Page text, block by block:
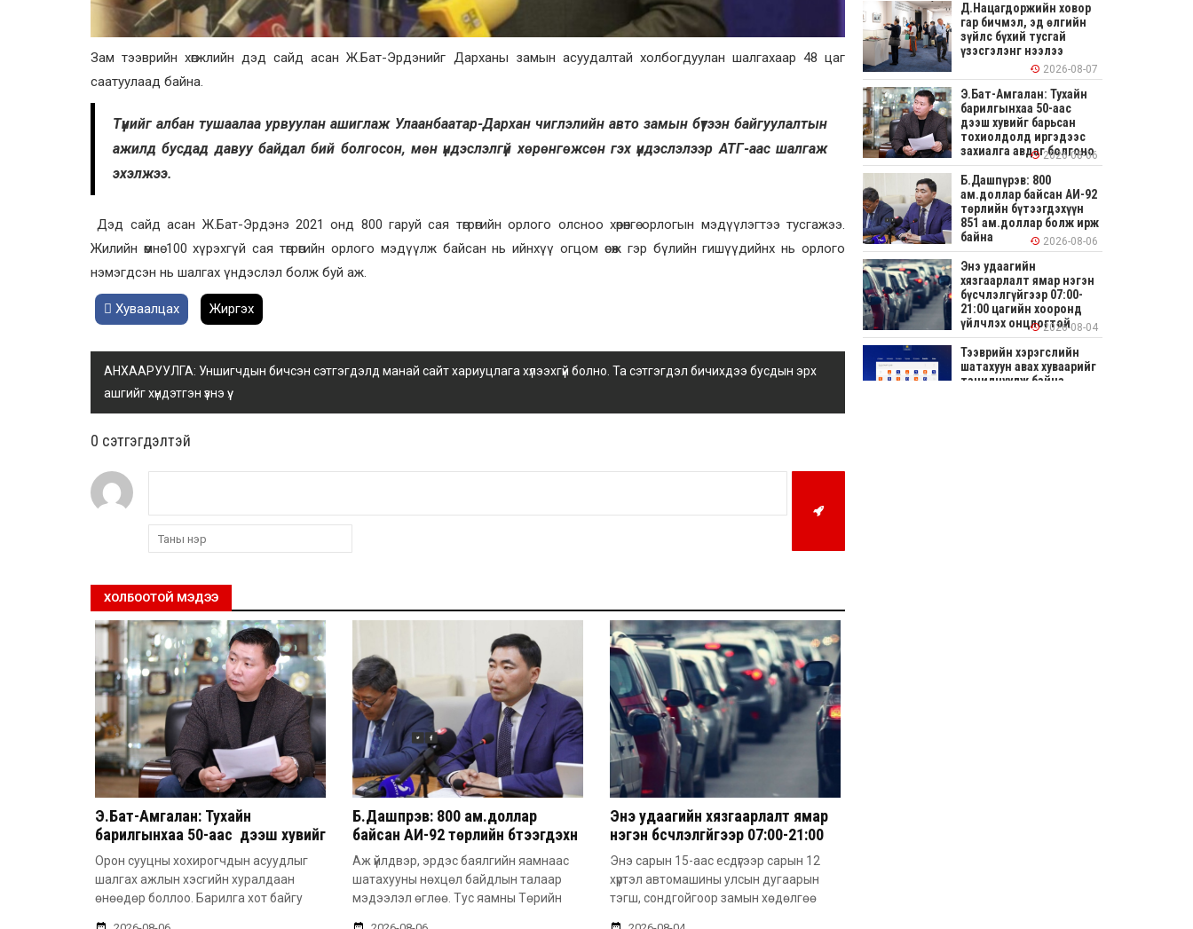
Зам тээврийн хөгжлийн дэд сайд асан Ж.Бат-Эрдэнийг Дарханы замын асуудалтай холбогдуулан шалгахаар 48 цаг
саатуулаад байна.
Түүнийг албан тушаалаа урвуулан ашиглаж Улаанбаатар-Дархан чиглэлийн авто замын бүтээн байгуулалтын
ажилд бусдад давуу байдал бий болгосон, мөн үндэслэлгүй хөрөнгөжсөн гэх үндэслэлээр АТГ-аас шалгаж
эхэлжээ.
Дэд сайд асан Ж.Бат-Эрдэнэ 2021 онд 800 гаруй сая төгрөгийн орлого олсноо хөрөнгө орлогын мэдүүлэгтээ тусгажээ.
Жилийн өмнө 100 хүрэхгүй сая төгрөгийн орлого мэдүүлж байсан нь ийнхүү огцом өсөж гэр бүлийн гишүүдийнх нь орлого
нэмэгдсэн нь шалгах үндэслэл болж буй аж.
Хуваалцах Жиргэх
АНХААРУУЛГА: Уншигчдын бичсэн сэтгэгдэлд манай сайт хариуцлага хүлээхгүй болно. Та сэтгэгдэл бичихдээ бусдын эрх
ашгийг хүндэтгэн үзнэ үү.
0 cэтгэгдэлтэй
ХОЛБООТОЙ МЭДЭЭ
Э.Бат-Амгалан: Тухайн
барилгынхаа 50-аас дээш хувийг
барьсан тохиолдолд иргэдээс
захиалга авдаг болгоно
Орон сууцны хохирогчдын асуудлыг
шалгах ажлын хэсгийн хуралдаан
өнөөдөр боллоо. Барилга хот байгу
Б.Дашпүрэв: 800 ам.доллар
байсан АИ-92 төрлийн бүтээгдэхүүн
851 ам.доллар болж ирж байна
Аж үйлдвэр, эрдэс баялгийн яамнаас
шатахууны нөхцөл байдлын талаар
мэдээлэл өглөө. Тус яамны Төрийн
Энэ удаагийн хязгаарлалт ямар
нэгэн бүсчлэлгүйгээр 07:00-21:00
цагийн хооронд үйлчлэх
онцлогтой
Энэ сарын 15-аас есдүгээр сарын 12
хүртэл автомашины улсын дугаарын
тэгш, сондгойгоор замын хөдөлгөө
Д.Нацагдоржийн ховор
гар бичмэл, эд өлгийн
зүйлс бүхий тусгай
үзэсгэлэнг нээлээ
2026-08-07
Э.Бат-Амгалан: Тухайн
барилгынхаа 50-аас
дээш хувийг барьсан
тохиолдолд иргэдээс
захиалга авдаг болгоно
2026-08-06
Б.Дашпүрэв: 800
ам.доллар байсан АИ-92
төрлийн бүтээгдэхүүн
851 ам.доллар болж ирж
байна
2026-08-06
Энэ удаагийн
хязгаарлалт ямар нэгэн
бүсчлэлгүйгээр 07:00-
21:00 цагийн хооронд
үйлчлэх онцлогтой2026-08-04
Тээврийн хэрэгслийн
шатахуун авах хуваарийг
танилцуулж байна